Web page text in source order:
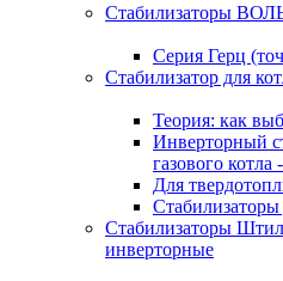
Стабилизаторы
Серия Герц
Стабилизатор для
Теория: как
Инверторный
газового
Для
Стабилизаторы
инверторные